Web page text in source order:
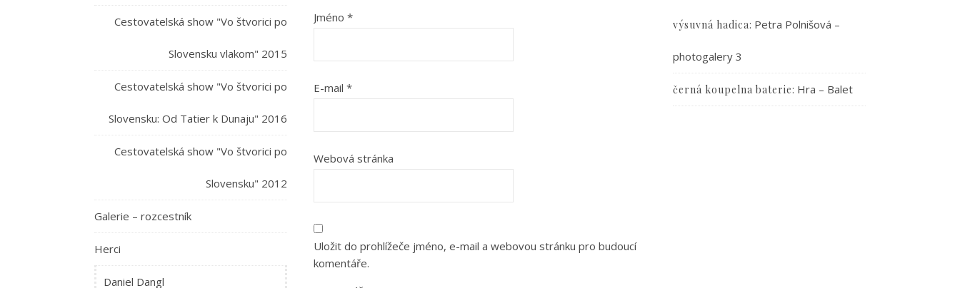
Cestovatelská show "Vo štvorici po
Slovensku vlakom" 2015
Cestovatelská show "Vo štvorici po
Slovensku: Od Tatier k Dunaju" 2016
Cestovatelská show "Vo štvorici po
Slovensku" 2012
Galerie – rozcestník
Herci
Daniel Dangl
Jméno *
E-mail *
Webová stránka
Uložit do prohlížeče jméno, e-mail a webovou stránku pro budoucí
komentáře.
výsuvná hadica: Petra Polnišová –
photogalery 3
černá koupelna baterie: Hra – Balet